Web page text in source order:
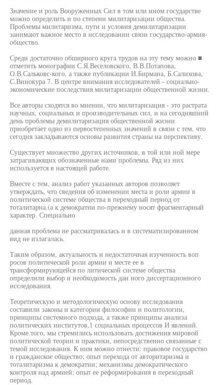
Значение и роль Вооруженных Сил в том или ином государстве
можно определить и по степени милитаризации общества.
Проблемы милитаризма, пути и условия демилитаризации
занимают важное место в исследовании связи государство-армия-
общество.
Среди достаточно обширного круга трудов на эту тему можно ■
отметить монографии С.Я.Веселовского, В.В.Потапова,
О.В.Сальковс-кого, а также публикации И.Бирмана, Б.Салихова,
С.Винокура 7. В центре внимания исследователей - социально-
экономические последствия милитаризации общественной жизни.
Все авторы сходятся во мнении, что милитаризация - это растрата
научных, социальных и производительных сил, и на сегодняшний
день проблемы демилитаризация общественной жизни
приобретает одно из первостепенных значений в связи с тем, что
сегодня закладываются основы развития страны на перспективу.
Существует множество других источников, в той или ной мере
затрагивающих обозначенные нами проблемы. Ряд из них
используется в настоящей работе.
Вместе с тем, анализ работ указанных авторов позволяет
утверждать, что сведения об изменении места и роли армии в
политической системе общества в переходный период от
тоталитарна.(а к демократии по-прежнему носят фрагментарный
характер. Специально
данная проблема не рассматривалась и в систематизированном
вид не излагалась.
Таким образом, актуальность и недостаточная изученность воп
росов политической роли армии и месте ее в
трансформирующейся по литической системе общества
определили выбор и необходимость дан ного диссертационного
исследования.
Теоретическую и методологическую основу исследования
составили законы и категории философии и политологии,
принципы системного подхода, а также принципы анализа
политических институтов,1 социальных процессов И явлений.
Кроме.того, мы стремились использовать достижения мировой
политической теории и практики, непосредственно связанные с
темой исследования. К ним можно отнести: правовое государство
и гражданское общество; опыт перехода от авторитаризма и
тоталитаризма к демократии; механизмы демократического
контроля над армией; опыт ее реформирования в переходный
период.